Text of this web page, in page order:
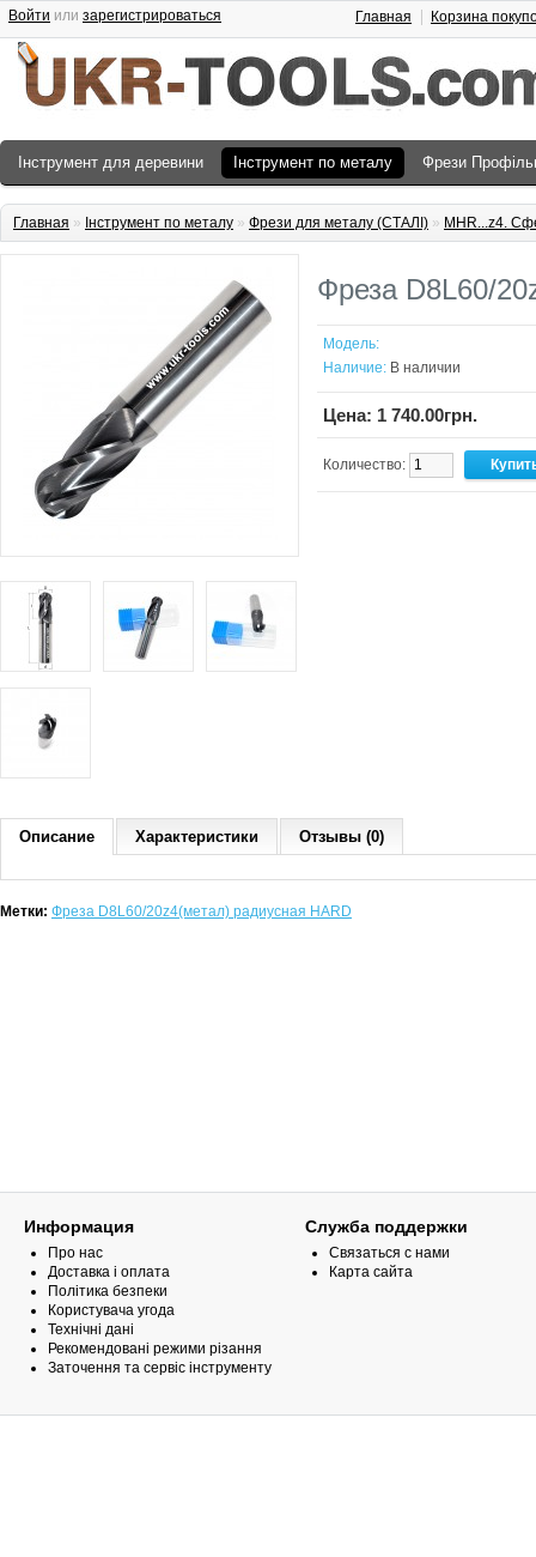
Войти или зарегистрироваться Главная Корзина
Інструмент для деревини Інструмент по металу Фрези
Главная » Інструмент по металу » Фрези для металу (СТАЛІ) » MHR...z4.
Фреза D8L60/
Модель:
Наличие: В наличии
Цена: 1 740.00грн.
Количество:
Описание Характеристики Отзывы (0)
Метки: Фреза D8L60/20z4(метал) радиусная HARD
Информация
Про нас
Доставка і оплата
Політика безпеки
Користувача угода
Технічні дані
Рекомендовані режими різання
Заточення та сервіс інструменту
Служба поддержки
Связаться с нами
Карта сайта